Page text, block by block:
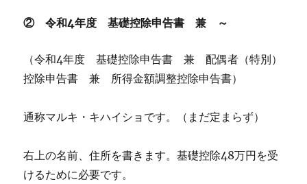
② 令和4年度 基礎控除申告書 兼 ～
（令和4年度 基礎控除申告書 兼 配偶者（特別）
控除申告書 兼 所得金額調整控除申告書）
通称マルキ・キハイショです。（まだ定まらず）
右上の名前、住所を書きます。基礎控除48万円を受
けるために必要です。